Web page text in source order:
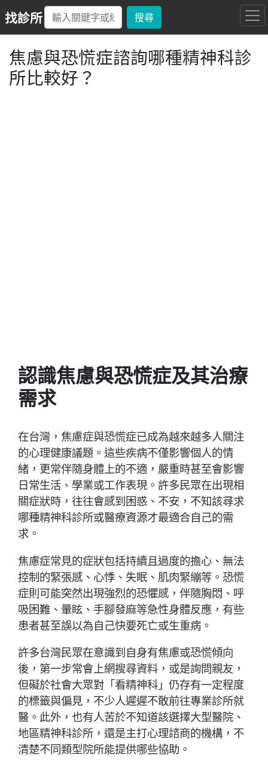
找診所 搜尋
焦慮與恐慌症諮詢哪種精神科診
所比較好？
認識焦慮與恐慌症及其治療
需求
在台灣，焦慮症與恐慌症已成為越來越多人關注
的心理健康議題。這些疾病不僅影響個人的情
緒，更常伴隨身體上的不適，嚴重時甚至會影響
日常生活、學業或工作表現。許多民眾在出現相
關症狀時，往往會感到困惑、不安，不知該尋求
哪種精神科診所或醫療資源才最適合自己的需
求。
焦慮症常見的症狀包括持續且過度的擔心、無法
控制的緊張感、心悸、失眠、肌肉緊繃等。恐慌
症則可能突然出現強烈的恐懼感，伴隨胸悶、呼
吸困難、暈眩、手腳發麻等急性身體反應，有些
患者甚至誤以為自己快要死亡或生重病。
許多台灣民眾在意識到自身有焦慮或恐慌傾向
後，第一步常會上網搜尋資料，或是詢問親友，
但礙於社會大眾對「看精神科」仍存有一定程度
的標籤與偏見，不少人遲遲不敢前往專業診所就
醫。此外，也有人苦於不知道該選擇大型醫院、
地區精神科診所，還是主打心理諮商的機構，不
清楚不同類型院所能提供哪些協助。